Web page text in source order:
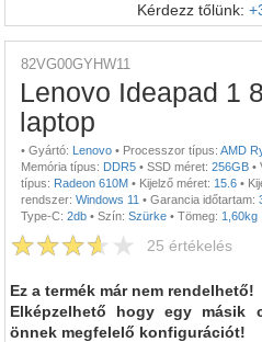
Kérdezz tőlünk:
82VG00GYHW11
Lenovo Ideapad 1
laptop
• Gyártó: Lenovo • Processzor típus: AMD
Memória típus: DDR5 • SSD méret: 256GB •
típus: Radeon 610M • Kijelző méret: 15.6 •
rendszer: Windows 11 • Garancia időtartam:
Type-C: 2db • Szín: Szürke • Tömeg: 1,60kg
25 értékelés
Ez a termék már nem rendelhető!
Elképzelhető hogy egy másik
önnek megfelelő konfigurációt!